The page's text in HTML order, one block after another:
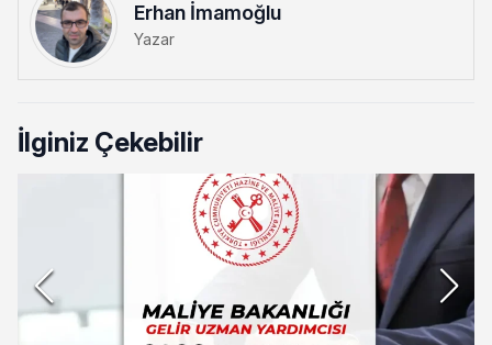
Erhan İmamoğlu
Yazar
İlginiz Çekebilir